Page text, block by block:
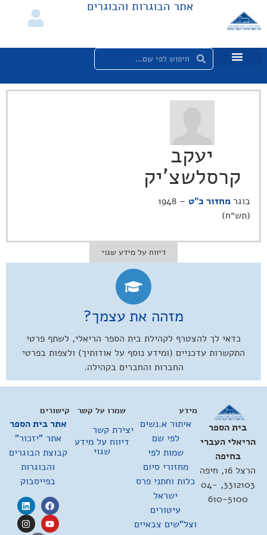
אתר הבוגרות והבוגרים
יעקב
קרסלשצ'יק
בוגר מחזור כ"ט
– 1948
(תש״ח)
דיווח על מידע שגוי
מזהה את עצמך?
כדאי לך להצטרף לקהילת בית הספר הריאלי, לשתף פרטי
התקשרות עדכניים (ומידע נוסף על אודותיך) ולצפות בפרטי
החברות והחברים בקהילה.
בית הספר
הריאלי העברי
בחיפה
הרצל 16, חיפה
3312103, 04-
610-5100
מידע
איתור א.נשים
לפי שם
שמות לפי
מחזורי סיום
כלות וחתני פרס
ישראל
עיטורים
וצל"שים צבאיים
קישורים
אתר בית הספר
אתר "יזכור"
קבוצת הבוגרים
והבוגרות
בפייסבוק
שמרו על קשר
יצירת קשר
דיווח על מידע
שגוי